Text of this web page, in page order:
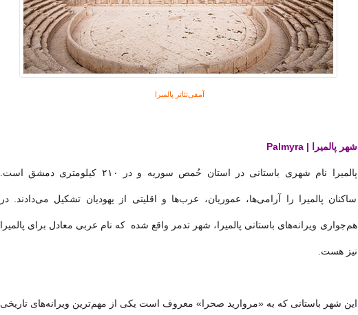
آمفی‌تئاتر پالمیرا
شهر پالمیرا | Palmyra
پالمیرا نام شهری باستانی در استان حُمص سوریه و در ۲۱۰ کیلومتری دمشق است.
ساکنان پالمیرا را آرامی‌ها، عموریان، عرب‌ها و اقلیتی از یهودیان تشکیل می‌دادند. در
هم‌جواری ویرانه‌های باستانی پالمیرا، شهر تدمر واقع شده که نام عربی معادل برای پالمیرا
نیز هست.
این شهر باستانی که به «مروارید صحرا» معروف است یکی از مهم‌ترین ویرانه‌های تاریخی